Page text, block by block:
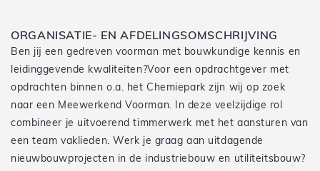
ORGANISATIE- EN AFDELINGSOMSCHRIJVING
Ben jij een gedreven voorman met bouwkundige kennis en
leidinggevende kwaliteiten?Voor een opdrachtgever met
opdrachten binnen o.a. het Chemiepark zijn wij op zoek
naar een Meewerkend Voorman. In deze veelzijdige rol
combineer je uitvoerend timmerwerk met het aansturen van
een team vaklieden. Werk je graag aan uitdagende
nieuwbouwprojecten in de industriebouw en utiliteitsbouw?